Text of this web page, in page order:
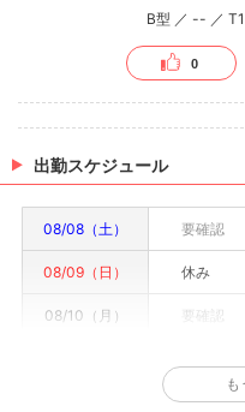
B型 ／ -- ／
0
出勤スケジュール
08/08（土） 要確認
08/09（日） 休み
08/10（月） 要確認
要確認
も